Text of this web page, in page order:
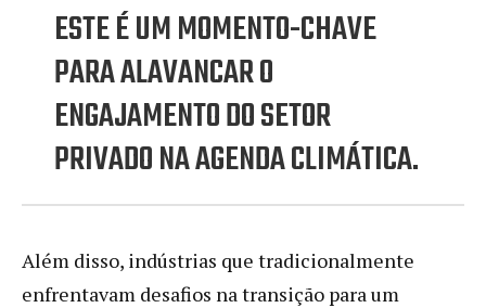
ESTE É UM MOMENTO-CHAVE
PARA ALAVANCAR O
ENGAJAMENTO DO SETOR
PRIVADO NA AGENDA CLIMÁTICA.
Além disso, indústrias que tradicionalmente
enfrentavam desafios na transição para um